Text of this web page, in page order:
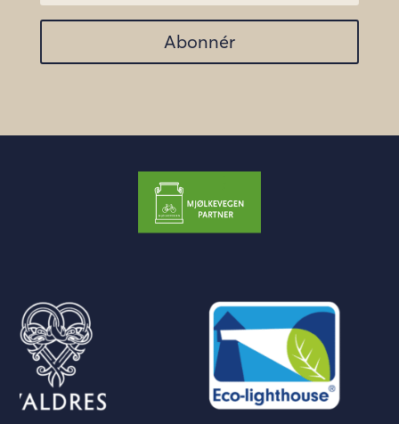
Abonnér